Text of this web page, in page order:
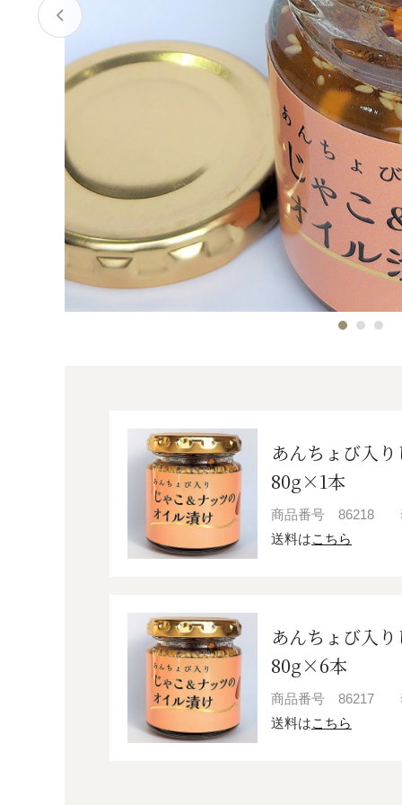
あんちょび入
80g×1本
商品番号 86218
送料はこちら
あんちょび入
80g×6本
商品番号 86217
送料はこちら